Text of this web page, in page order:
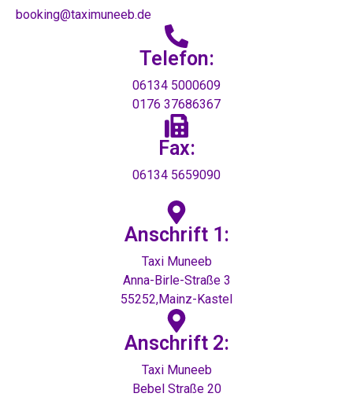
booking@taximuneeb.de
Telefon:
06134 5000609
0176 37686367
Fax:
06134 5659090
Anschrift 1:
Taxi Muneeb
Anna-Birle-Straße 3
55252,Mainz-Kastel
Anschrift 2:
Taxi Muneeb
Bebel Straße 20